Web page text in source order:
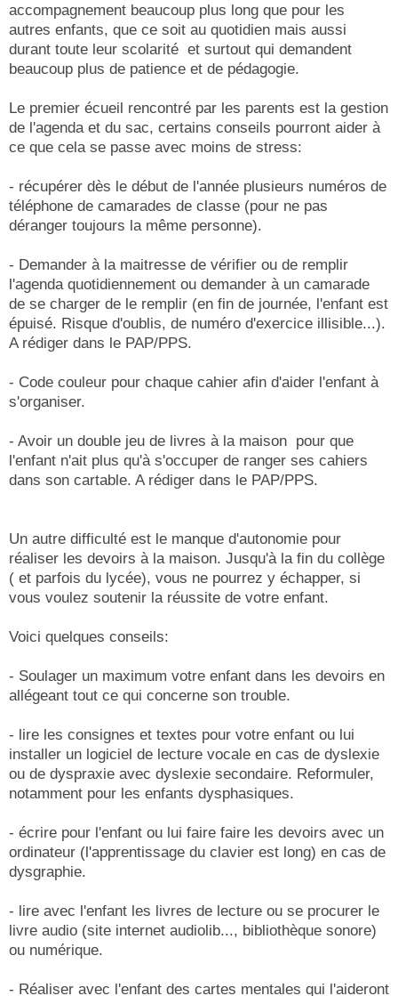
accompagnement beaucoup plus long que pour les
autres enfants, que ce soit au quotidien mais aussi
durant toute leur scolarité et surtout qui demandent
beaucoup plus de patience et de pédagogie.
Le premier écueil rencontré par les parents est la gestion
de l'agenda et du sac, certains conseils pourront aider à
ce que cela se passe avec moins de stress:
- récupérer dès le début de l'année plusieurs numéros de
téléphone de camarades de classe (pour ne pas
déranger toujours la même personne).
- Demander à la maitresse de vérifier ou de remplir
l'agenda quotidiennement ou demander à un camarade
de se charger de le remplir (en fin de journée, l'enfant est
épuisé. Risque d'oublis, de numéro d'exercice illisible...).
A rédiger dans le PAP/PPS.
- Code couleur pour chaque cahier afin d'aider l'enfant à
s'organiser.
- Avoir un double jeu de livres à la maison pour que
l'enfant n'ait plus qu'à s'occuper de ranger ses cahiers
dans son cartable. A rédiger dans le PAP/PPS.
Un autre difficulté est le manque d'autonomie pour
réaliser les devoirs à la maison. Jusqu'à la fin du collège
( et parfois du lycée), vous ne pourrez y échapper, si
vous voulez soutenir la réussite de votre enfant.
Voici quelques conseils:
- Soulager un maximum votre enfant dans les devoirs en
allégeant tout ce qui concerne son trouble.
- lire les consignes et textes pour votre enfant ou lui
installer un logiciel de lecture vocale en cas de dyslexie
ou de dyspraxie avec dyslexie secondaire. Reformuler,
notamment pour les enfants dysphasiques.
- écrire pour l'enfant ou lui faire faire les devoirs avec un
ordinateur (l'apprentissage du clavier est long) en cas de
dysgraphie.
- lire avec l'enfant les livres de lecture ou se procurer le
livre audio (site internet audiolib..., bibliothèque sonore)
ou numérique.
- Réaliser avec l'enfant des cartes mentales qui l'aideront